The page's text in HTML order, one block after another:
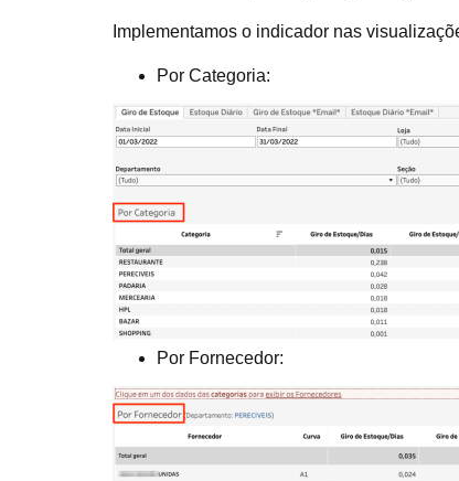
Implementamos o indicador nas
Por Categoria:
Por Fornecedor: